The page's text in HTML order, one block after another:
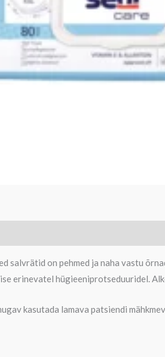
salvrätid on pehmed ja naha vastu
erinevatel hügieeniprotseduuridel.
kasutada lamava patsiendi